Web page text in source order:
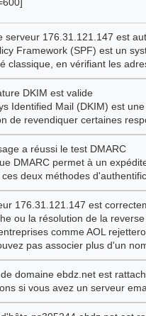
serveur 176.31.121.147 est
Framework (SPF) est un
classique, en vérifiant les
DKIM est valide
Identified Mail (DKIM) est
de revendiquer certaines
a réussi le test DMARC
DMARC permet à un
deux méthodes
176.31.121.147 est
ou la résolution de la
comme AOL
pas associer plus d'un
domaine ebdz.net est
si vous avez un serveur